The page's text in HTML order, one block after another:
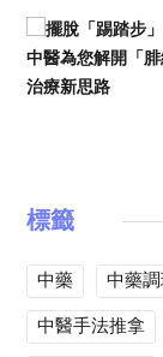
標籤
中藥 中藥
中醫手法推拿